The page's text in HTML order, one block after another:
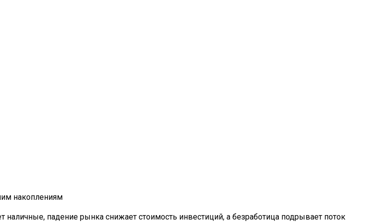
падение рынка снижает стоимость инвестиций, а безработица подрывает поток